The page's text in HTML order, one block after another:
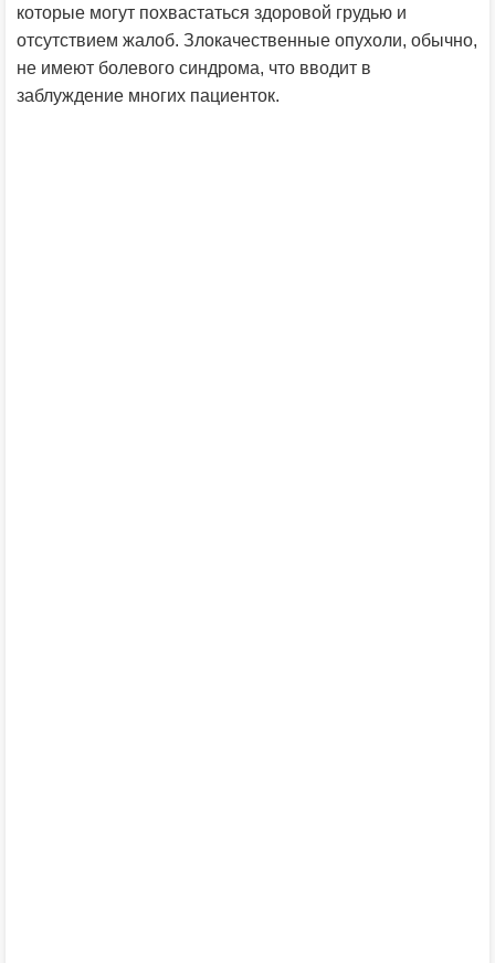
которые могут похвастаться здоровой грудью и
отсутствием жалоб. Злокачественные опухоли, обычно,
не имеют болевого синдрома, что вводит в
заблуждение многих пациенток.